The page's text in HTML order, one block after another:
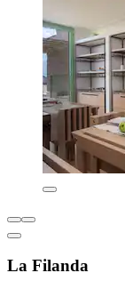
La Filanda